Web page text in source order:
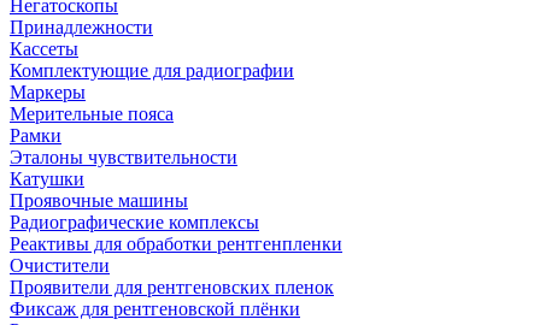
Негатоскопы
Принадлежности
Кассеты
Комплектующие для радиографии
Маркеры
Мерительные пояса
Рамки
Эталоны чувствительности
Катушки
Проявочные машины
Радиографические комплексы
Реактивы для обработки рентгенпленки
Очистители
Проявители для рентгеновских пленок
Фиксаж для рентгеновской плёнки